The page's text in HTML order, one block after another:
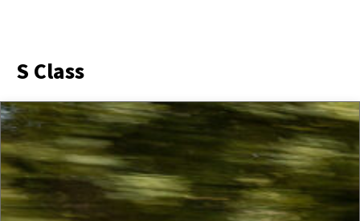
S Class